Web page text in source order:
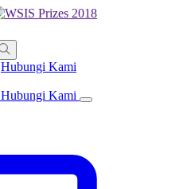
Hubungi Kami
Hubungi Kami